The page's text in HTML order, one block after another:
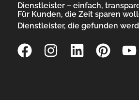
Dienstleister – einfach,
Für Kunden, die Zeit sparen
Dienstleister, die gefunden